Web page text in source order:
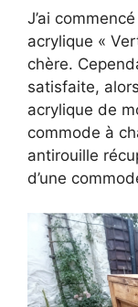
J’ai
acrylique «
chère.
satisfaite,
acrylique de
commode à
antirouille
d’une